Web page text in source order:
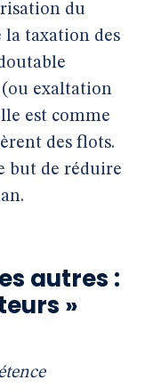
du
la taxation des
(ou exaltation
est comme
des flots.
but de réduire
autres :
»